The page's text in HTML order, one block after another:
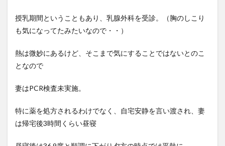
授乳期間ということもあり、乳腺外科を受診。（胸のしこり
も気になってたみたいなので・・）
熱は微妙にあるけど、そこまで気にすることではないとのこ
となので
妻はPCR検査未実施。
特に薬を処方されるわけでなく、自宅安静を言い渡され、妻
は帰宅後3時間くらい昼寝